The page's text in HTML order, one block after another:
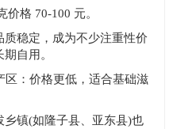
格 70-100 元。
稳定，成为不少注重性价
自用。
：价格更低，适合基础滋
镇(如隆子县、亚东县)也